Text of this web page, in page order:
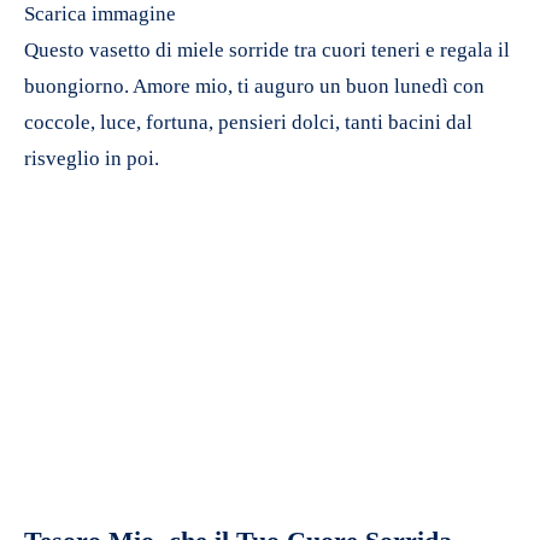
Scarica immagine
Questo vasetto di miele sorride tra cuori teneri e regala il
buongiorno. Amore mio, ti auguro un buon lunedì con
coccole, luce, fortuna, pensieri dolci, tanti bacini dal
risveglio in poi.